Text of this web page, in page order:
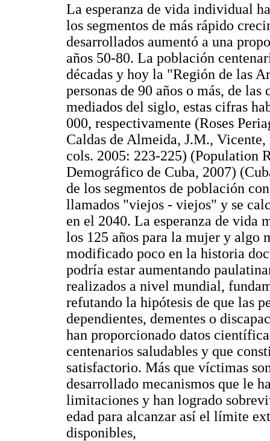
La esperanza de vida individual
los segmentos de más rápido
desarrollados aumentó a una
años 50-80. La población
décadas y hoy la "Región de las
personas de 90 años o más, de
mediados del siglo, estas cifras
000, respectivamente (Roses
Caldas de Almeida, J.M.,
cols. 2005: 223-225) (Population
Demográfico de Cuba, 2007)
de los segmentos de población
llamados "viejos - viejos" y se
en el 2040. La esperanza de vida
los 125 años para la mujer y algo
modificado poco en la historia
podría estar aumentando
realizados a nivel mundial,
refutando la hipótesis de que las
dependientes, dementes o
han proporcionado datos
centenarios saludables y que
satisfactorio. Más que víctimas
desarrollado mecanismos que le
limitaciones y han logrado
edad para alcanzar así el límite
disponibles,